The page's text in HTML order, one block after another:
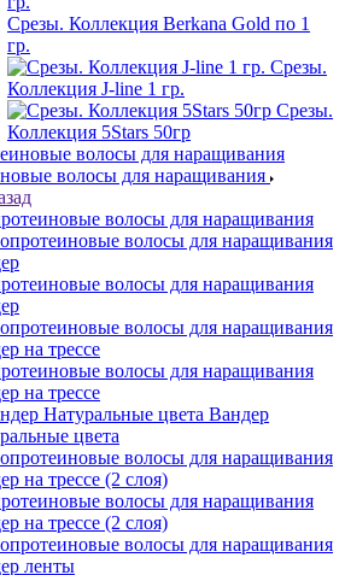
Срезы. Коллекция Berkana Gold по 1
гр.
Срезы.
Коллекция J-line 1 гр.
Срезы.
Коллекция 5Stars 50гр
волосы для наращивания
волосы для наращивания
волосы для наращивания
волосы для наращивания
на трессе
Вандер
цвета
волосы для наращивания
на трессе (2 слоя)